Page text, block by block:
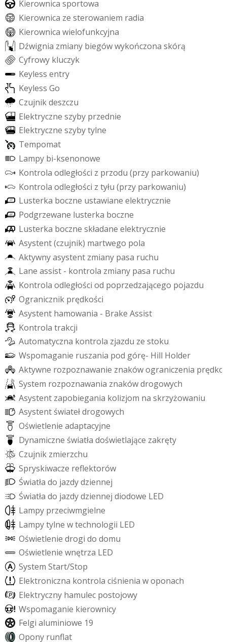
Kierownica sportowa
Kierownica ze sterowaniem radia
Kierownica wielofunkcyjna
Dźwignia zmiany biegówwykończona skórą
Cyfrowy kluczyk
Keyless entry
Keyless Go
Czujnikdeszczu
Elektryczne szyby przednie
Elektryczne szybytylne
Tempomat
Lampy bi-ksenonowe
Kontrola odległości z przodu (przy parkowaniu)
Kontrola odległości z tyłu (przy parkowaniu)
Lusterka boczne ustawiane elektrycznie
Podgrzewane lusterka boczne
Lusterka boczne składane elektrycznie
Asystent(czujnik) martwego pola
Aktywnyasystent zmiany pasa ruchu
Lane assist - kontrola zmiany pasa ruchu
Kontrola odległości od poprzedzającego pojazdu
Ogranicznik prędkości
Asystent hamowania - Brake Assist
Kontrola trakcji
Automatyczna kontrola zjazdu ze stoku
Wspomaganie ruszania pod górę- Hill Holder
Aktywne rozpoznawanie znakówograniczenia prędko
System rozpoznawania znakówdrogowych
Asystent zapobiegania kolizjom na skrzyżowaniu
Asystent światełdrogowych
Oświetlenie adaptacyjne
Dynamiczne światła doświetlające zakręty
Czujnik zmierzchu
Spryskiwacze refektorów
Światła do jazdydziennej
Światła do jazdydziennej diodowe LED
Lampy przeciwmgielne
Lampytylne wtechnologii LED
Oświetlenie drogi do domu
Oświetlenie wnętrza LED
System Start/Stop
Elektroniczna kontrola ciśnienia woponach
Elektryczny hamulec postojowy
Wspomaganie kierownicy
Felgi aluminiowe 19
Opony runfat